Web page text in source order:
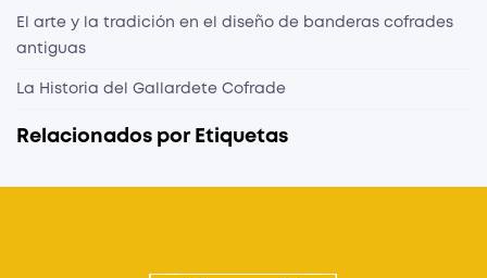
El arte y la tradición en el diseño de banderas cofrades
antiguas
La Historia del Gallardete Cofrade
Relacionados por Etiquetas